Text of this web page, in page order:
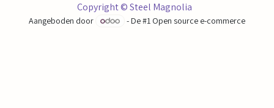
Copyright © Steel Magnolia
Aangeboden door - De #1 Open source e-commerce